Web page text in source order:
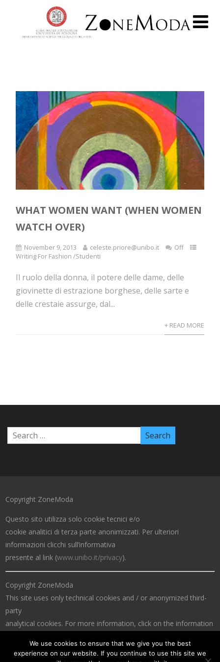
WHAT WOMEN WANT (WHEN WOMEN
WATCH OVER)
November 9, 2013 celeste.priore@unibo.it
Off
Writing For Fashion /Studenti
Il ruolo della donna, il potere delle dame, delle
giovinette di estrazione borghese, delle sarte e
delle crestaie assurge, dal...
+ READ MORE
Copyright ZoneModa
Questo sito utilizza solo cookie tecnici e/o
cookie analitici di terza parte anonimizzati. Per ulteriori
informazioni clicchi sull’informativa
presente al link (www.unibo.it/privacy).
Copyright ZoneModa
This site uses only technical cookies and / or anonymized third-
party
analytical cookies. For more information, click on the information
We use cookies to ensure that we give you the best
experience on our website. If you continue to use this site we